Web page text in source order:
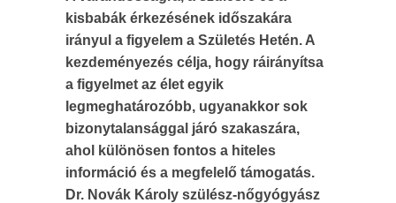
kisbabák érkezésének időszakára
irányul a figyelem a Születés Hetén. A
kezdeményezés célja, hogy ráirányítsa
a figyelmet az élet egyik
legmeghatározóbb, ugyanakkor sok
bizonytalansággal járó szakaszára,
ahol különösen fontos a hiteles
információ és a megfelelő támogatás.
Dr. Novák Károly szülész-nőgyógyász